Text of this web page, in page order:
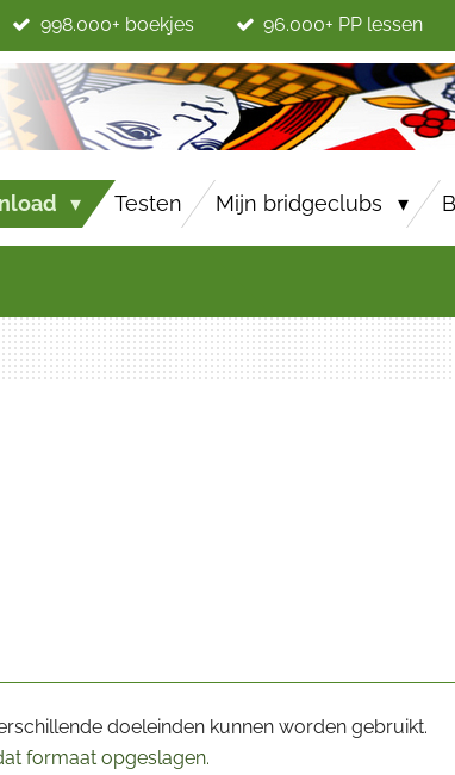
998.000+ boekjes 96.000+ PP lessen
Testen Mijn bridgeclubs
doeleinden kunnen worden gebruikt.
formaat opgeslagen.